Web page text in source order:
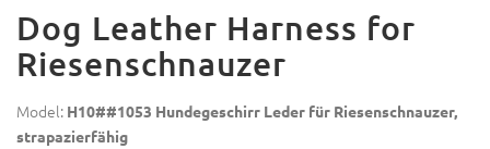
Dog Leather Harness for
Riesenschnauzer
Model: H10##1053 Hundegeschirr Leder für Riesenschnauzer,
strapazierfähig